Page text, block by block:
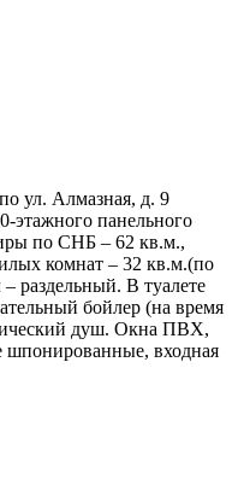
ул. Алмазная, д. 9
этажного панельного
по СНБ – 62 кв.м.,
комнат – 32 кв.м.(по
раздельный. В туалете
бойлер (на время
душ. Окна ПВХ,
шпонированные, входная